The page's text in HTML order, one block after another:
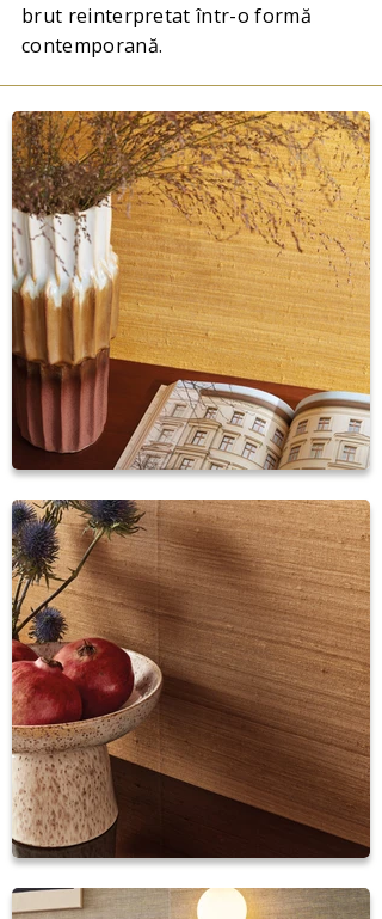
brut reinterpretat într-o formă
contemporană.